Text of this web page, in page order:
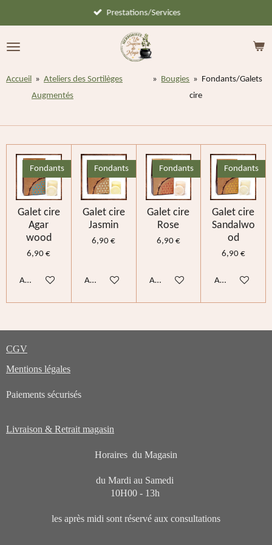
contenu
Prestations/Services
Accueil » Ateliers des Sortilèges
Augmentés
» Bougies » Fondants/Galets
cire
Fondants
Galet cire
Agar
wood
6,90 €
Ajouter au panier
Fondants
Galet cire
Jasmin
6,90 €
Ajouter au panier
Fondants
Galet cire
Rose
6,90 €
Ajouter au panier
Fondants
Galet cire
Sandalwo
od
6,90 €
Ajouter au
CGV
Mentions légales
Paiements sécurisés
Livraison & Retrait magasin
Horaires du Magasin
du Mardi au Samedi
10H00 - 13h
les après midi sont réservé aux consultations